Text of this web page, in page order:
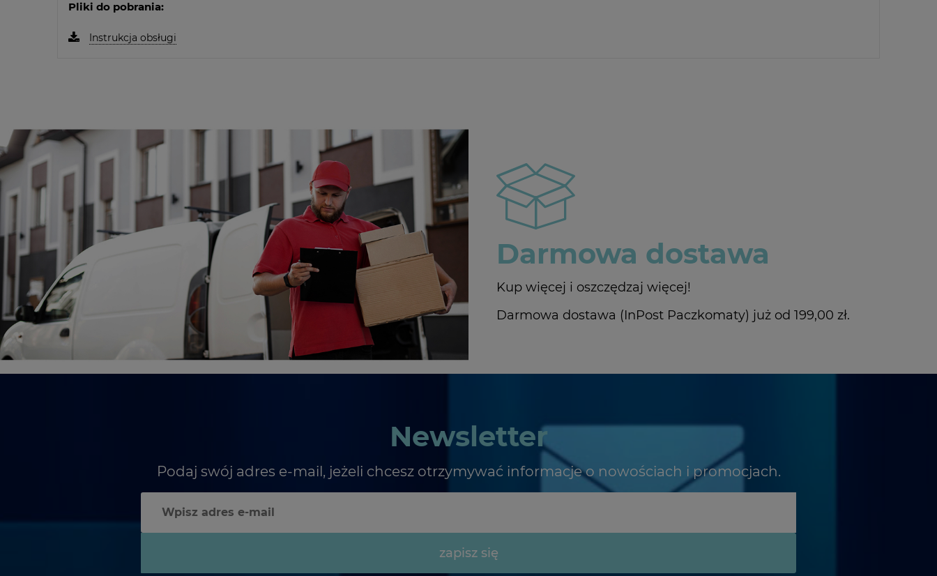
Pliki do pobrania:
Instrukcja obsługi
Darmowa dostawa
Kup więcej i oszczędzaj więcej!
Darmowa dostawa (InPost Paczkomaty) już od 199,00 zł.
Newsletter
Podaj swój adres e-mail, jeżeli chcesz otrzymywać informacje o nowościach i promocjach.
zapisz się